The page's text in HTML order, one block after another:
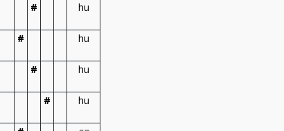
# hu
# hu
# hu
# hu